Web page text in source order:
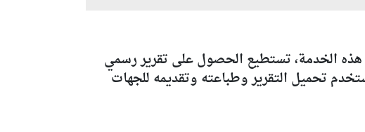
هذه الخدمة، تستطيع الحصول على تقرير رسمي
تحميل التقرير وطباعته وتقديمه للجهات